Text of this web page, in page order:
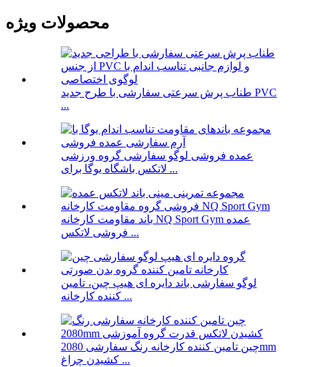
محصولات ویژه
طناب پرش سرعتی سفارشی با طرح جدید PVC
...
عمده فروشی لوگو سفارشی گروه ورزشی
لاتکس باشگاه یوگا برای ...
باند مقاومت کارخانه NQ Sport Gym عمده
فروشی لاتکس ...
لوگو سفارشی باند دایره ای هیپ چین، تامین
کننده کارخانه ...
چین تامین کننده کارخانه رنگ سفارشی 2080mm
کشیدن چراغ ...